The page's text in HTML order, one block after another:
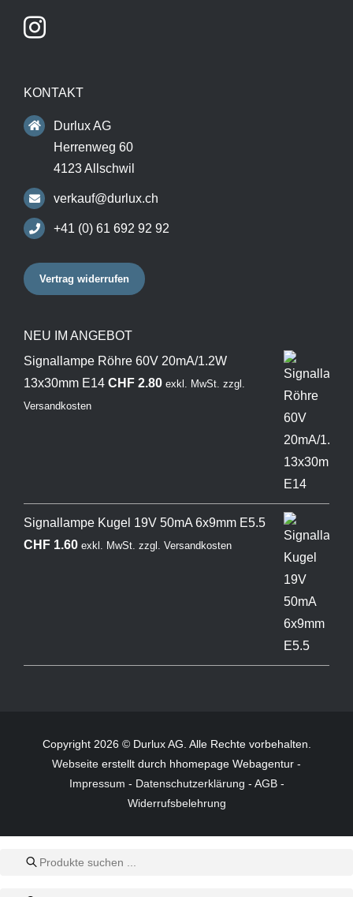
KONTAKT
Durlux AG
Herrenweg 60
4123 Allschwil
verkauf@durlux.ch
+41 (0) 61 692 92 92
Vertrag widerrufen
NEU IM ANGEBOT
Signallampe Röhre 60V 20mA/1.2W
13x30mm E14 CHF2.80 exkl. MwSt. zzgl.
Versandkosten
Signallampe Kugel 19V 50mA 6x9mm E5.5
CHF1.60 exkl. MwSt. zzgl. Versandkosten
Copyright 2026 © Durlux AG. Alle Rechte vorbehalten.
Webseite erstellt durch hhomepage Webagentur -
Impressum - Datenschutzerklärung - AGB-
Widerrufsbelehrung
Products
search
Products